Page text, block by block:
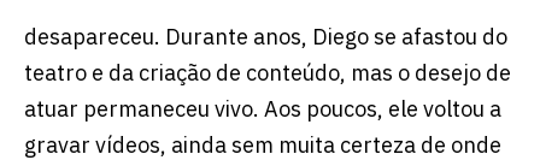
desapareceu. Durante anos, Diego se afastou do
teatro e da criação de conteúdo, mas o desejo de
atuar permaneceu vivo. Aos poucos, ele voltou a
gravar vídeos, ainda sem muita certeza de onde